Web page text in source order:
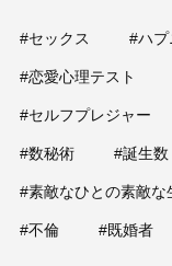
#セックス #ハプ
#恋愛心理テスト
#セルフプレジャー
#数秘術 #誕生数
#素敵なひとの素敵な
#不倫 #既婚者